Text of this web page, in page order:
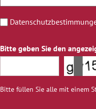
Bitte geben Sie den
Bitte füllen Sie alle mit einem